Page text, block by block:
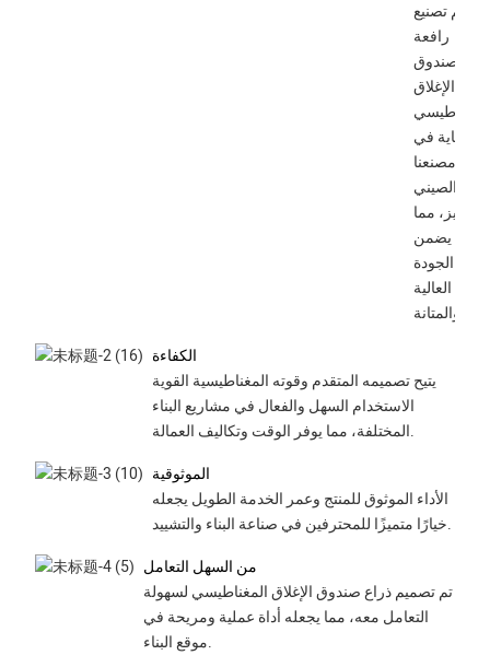
تم تصنيع
رافعة
صندوق
الإغلاق
المغناطيسي
بعناية في
مصنعنا
الصيني
المتميز، مما
يضمن
الجودة
العالية
الكفاءة
يتيح تصميمه المتقدم وقوته المغناطيسية القوية
الاستخدام السهل والفعال في مشاريع البناء
المختلفة، مما يوفر الوقت وتكاليف العمالة.
الموثوقية
الأداء الموثوق للمنتج وعمر الخدمة الطويل يجعله
خيارًا متميزًا للمحترفين في صناعة البناء والتشييد.
من السهل التعامل
تم تصميم ذراع صندوق الإغلاق المغناطيسي لسهولة
التعامل معه، مما يجعله أداة عملية ومريحة في
موقع البناء.